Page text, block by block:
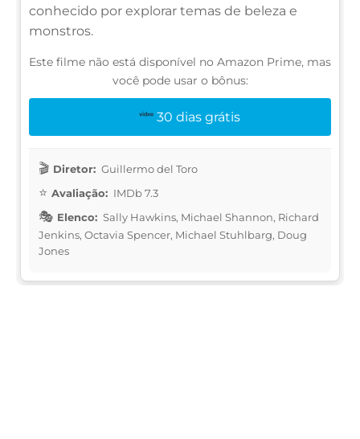
conhecido por explorar temas de beleza e
monstros.
Este filme não está disponível no Amazon Prime, mas
você pode usar o bônus:
30 dias grátis
Diretor: Guillermo del Toro
Avaliação: IMDb 7.3
Elenco: Sally Hawkins, Michael Shannon, Richard
Jenkins, Octavia Spencer, Michael Stuhlbarg, Doug
Jones